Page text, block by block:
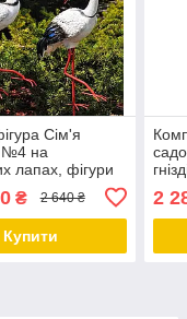
Сім'я
№4 на
лапах, фігури
для саду,
садові
₴ 2 640 ₴
Купити
2